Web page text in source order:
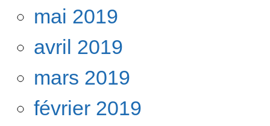
mai 2019
avril 2019
mars 2019
février 2019